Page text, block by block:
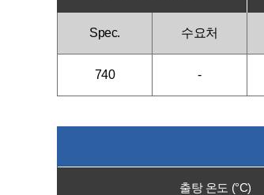
Spec. 수요처
740 -
출탕 온도 (°C)